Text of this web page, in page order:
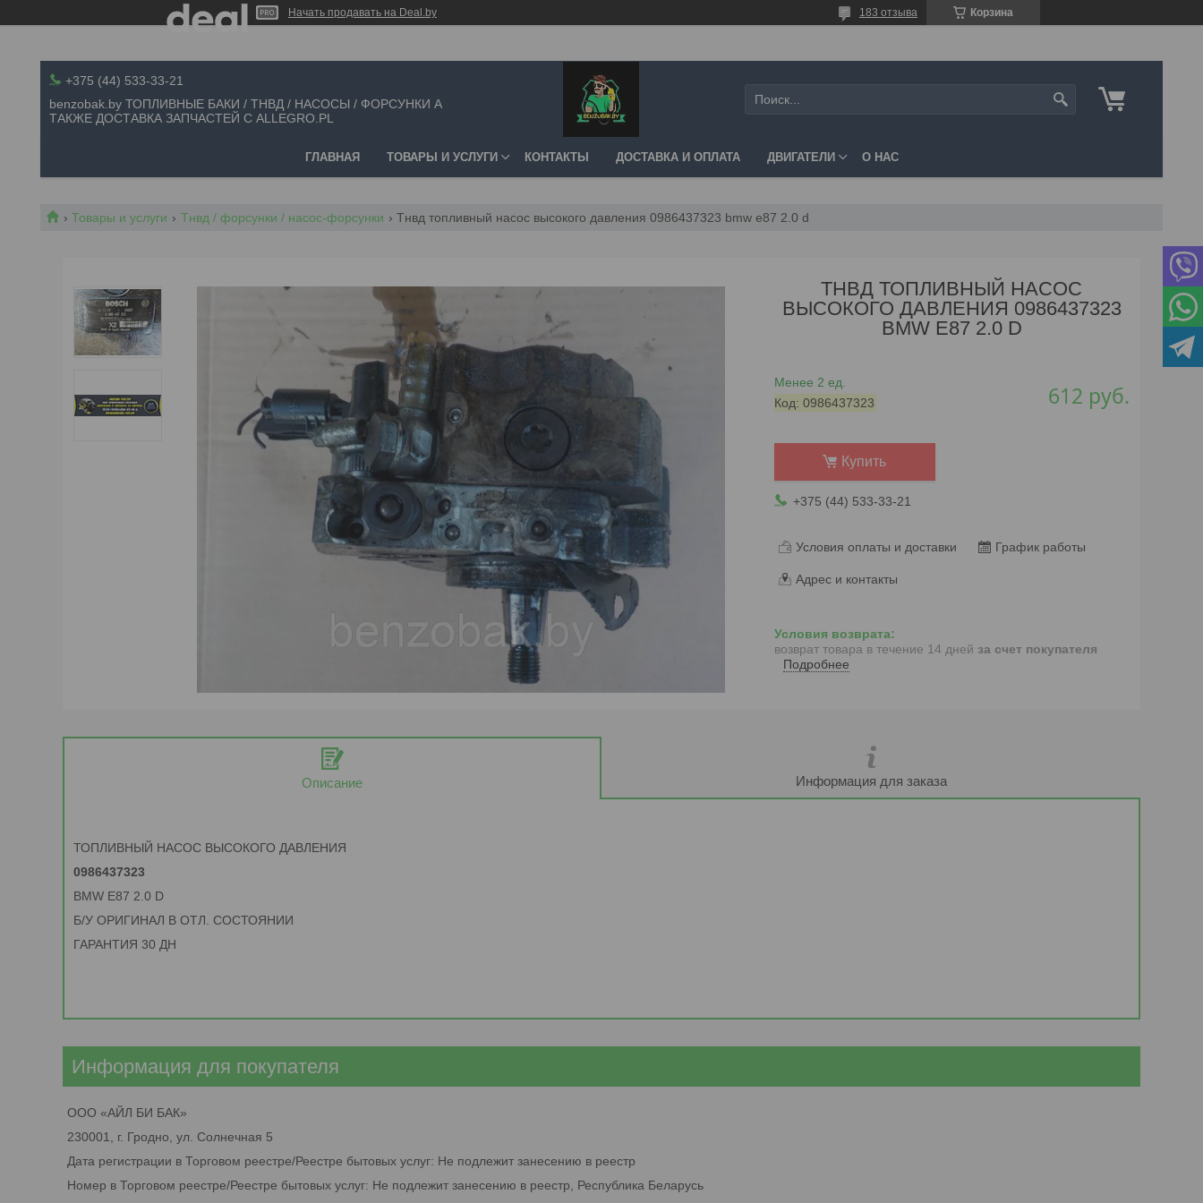
Начать продавать на Deal.by Корзина
183 отзыва
+375 (44) 533-33-21
benzobak.by ТОПЛИВНЫЕ БАКИ / ТНВД / НАСОСЫ / ФОРСУНКИ А
ТАКЖЕ ДОСТАВКА ЗАПЧАСТЕЙ С ALLEGRO.PL
ГЛАВНАЯ ТОВАРЫ И УСЛУГИ КОНТАКТЫ ДОСТАВКА И ОПЛАТА ДВИГАТЕЛИ О НАС
Товары и услуги Тнвд / форсунки / насос-форсунки Тнвд топливный насос высокого давления 0986437323 bmw e87 2.0 d
ТНВД ТОПЛИВНЫЙ НАСОС
ВЫСОКОГО ДАВЛЕНИЯ 0986437323
BMW E87 2.0 D
Менее 2 ед.
Код: 0986437323 612 руб.
Купить
+375 (44) 533-33-21
Условия оплаты и доставки График работы
Адрес и контакты
возврат товара в течение 14 дней за счет покупателя
Подробнее
Описание Информация для заказа
ТОПЛИВНЫЙ НАСОС ВЫСОКОГО ДАВЛЕНИЯ
0986437323
BMW E87 2.0 D
Б/У ОРИГИНАЛ В ОТЛ. СОСТОЯНИИ
ГАРАНТИЯ 30 ДН
Информация для покупателя
ООО «АЙЛ БИ БАК»
230001, г. Гродно, ул. Солнечная 5
Дата регистрации в Торговом реестре/Реестре бытовых услуг: Не подлежит занесению в реестр
Номер в Торговом реестре/Реестре бытовых услуг: Не подлежит занесению в реестр, Республика Беларусь